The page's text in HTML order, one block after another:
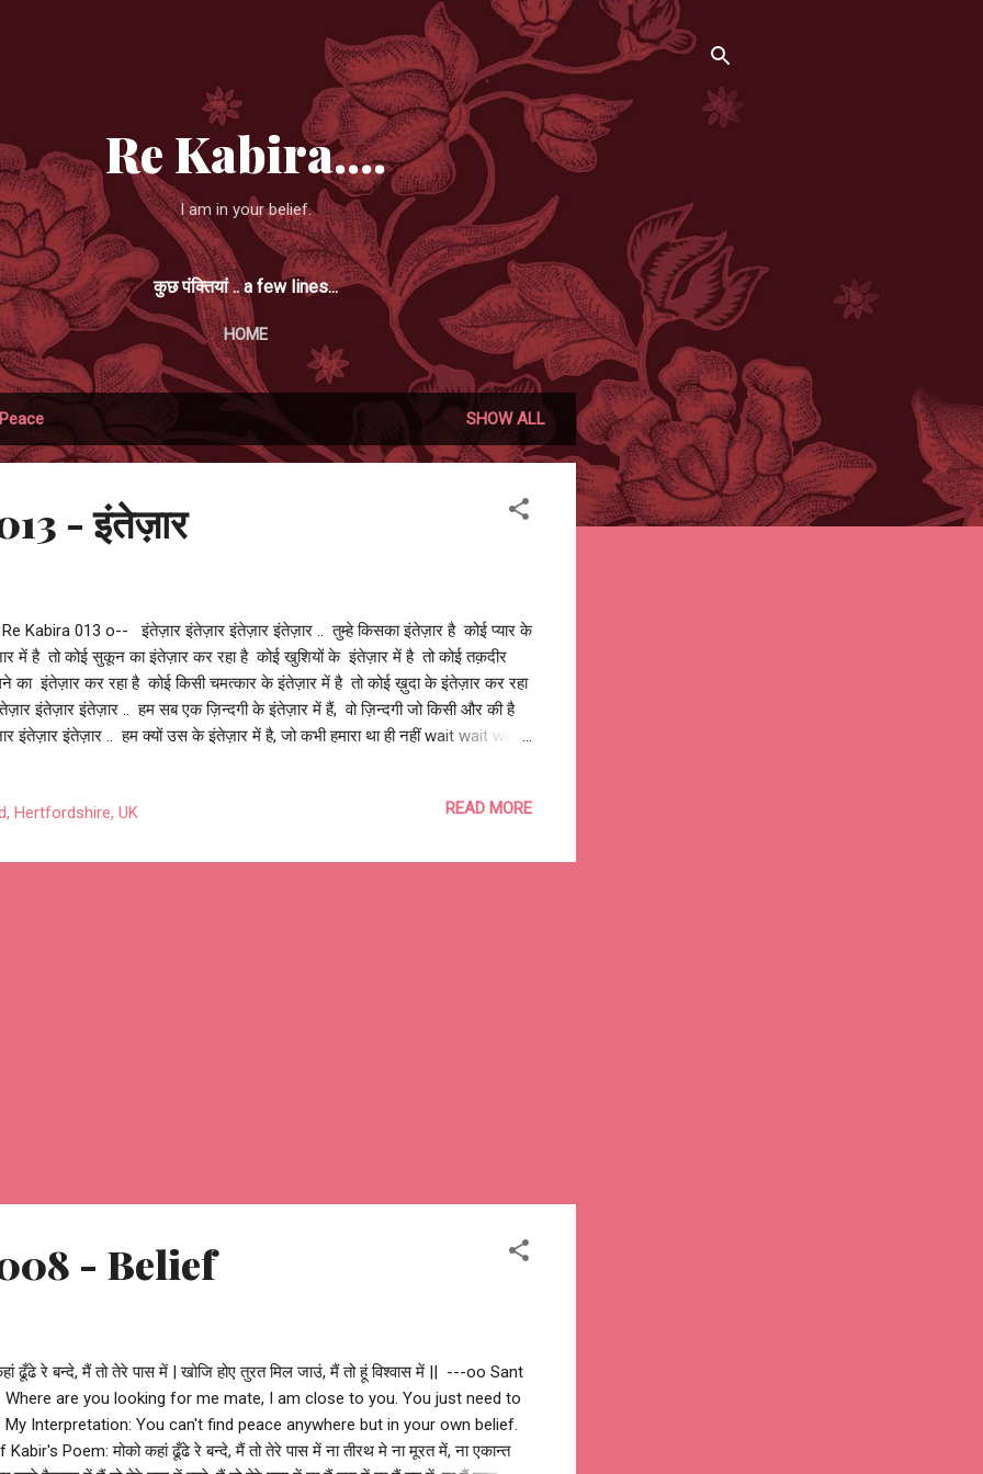
Re Kabira....
I am in your belief.
कुछ पंक्तियां .. a few lines...
HOME
Peace SHOW ALL
- इंतेज़ार
Kabira 013 o-- इंतेज़ार इंतेज़ार इंतेज़ार इंतेज़ार .. तुम्हे किसका इंतेज़ार है कोई प्यार के
में है तो कोई सुकून का इंतेज़ार कर रहा है कोई खुशियों के इंतेज़ार में है तो कोई तक़दीर
का इंतेज़ार कर रहा है कोई किसी चमत्कार के इंतेज़ार में है तो कोई ख़ुदा के इंतेज़ार कर रहा
इंतेज़ार इंतेज़ार .. हम सब एक ज़िन्दगी के इंतेज़ार में हैं, वो ज़िन्दगी जो किसी और की है
इंतेज़ार इंतेज़ार .. हम क्यों उस के इंतेज़ार में है, जो कभी हमारा था ही नहीं wait wait wait...
is waiting for a miracle someone is waiting for god to appear wait
for something, not yours आशुतोष झुड़ेले Ashutosh Jhureley ...
Hertfordshire, UK READ MORE
- Belief
ढूँढे रे बन्दे, मैं तो तेरे पास में | खोजि होए तुरत मिल जाउं, मैं तो हूं विश्वास में || ---oo Sant
are you looking for me mate, I am close to you. You just need to
Interpretation: You can't find peace anywhere but in your own belief.
Poem: मोको कहां ढूँढे रे बन्दे, मैं तो तेरे पास में ना तीरथ मे ना मूरत में, ना एकान्त